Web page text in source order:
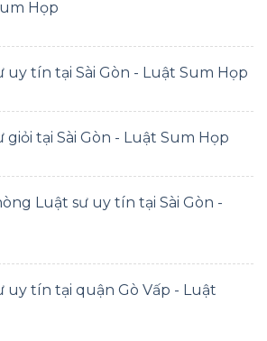
Họp
uy tín tại Sài Gòn - Luật Sum Họp
giỏi tại Sài Gòn - Luật Sum Họp
Luật sư uy tín tại Sài Gòn -
uy tín tại quận Gò Vấp - Luật